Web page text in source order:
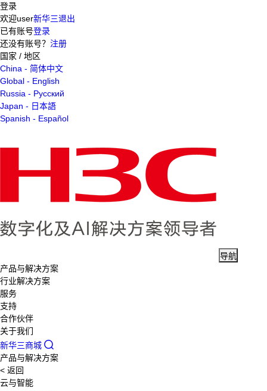
登录
欢迎user新华三退出
已有账号登录
还没有账号？ 注册
国家 / 地区
China - 简体中文
Global - English
Russia - Русский
Japan - 日本語
Spanish - Español
导航
产品与解决方案
行业解决方案
服务
支持
合作伙伴
关于我们
新华三商城
产品与解决方案
< 返回
云与智能